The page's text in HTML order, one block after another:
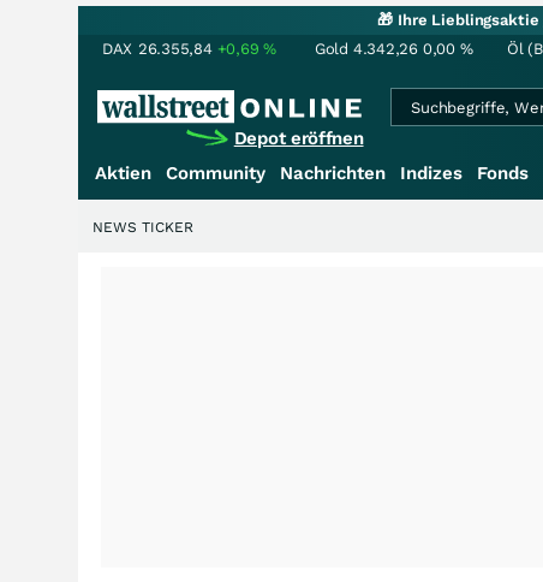
🎁 Ihre
DAX 26.355,84 +0,69% Gold 4.342,26 0,00 % Öl
Depot eröffnen
Aktien Community Nachrichten Indizes Fonds
NEWS TICKER